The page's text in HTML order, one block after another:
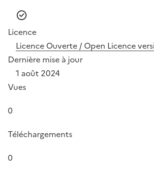
Licence
Licence Ouverte / Open Licence
Dernière mise à jour
1 août 2024
Vues
0
Téléchargements
0